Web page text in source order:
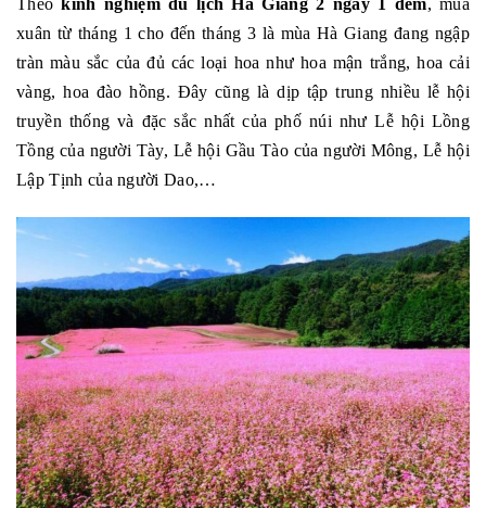
xuân từ tháng 1 cho đến tháng 3 là mùa Hà Giang đang ngập
tràn màu sắc của đủ các loại hoa như hoa mận trắng, hoa cải
vàng, hoa đào hồng. Đây cũng là dịp tập trung nhiều lễ hội
truyền thống và đặc sắc nhất của phố núi như Lễ hội Lồng
Tồng của người Tày, Lễ hội Gầu Tào của người Mông, Lễ hội
Lập Tịnh của người Dao,…